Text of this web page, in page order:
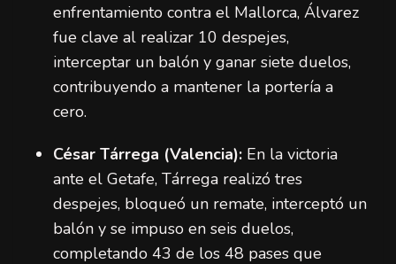
enfrentamiento contra el Mallorca, Álvarez
fue clave al realizar 10 despejes,
interceptar un balón y ganar siete duelos,
contribuyendo a mantener la portería a
cero.
César Tárrega (Valencia): En la victoria
ante el Getafe, Tárrega realizó tres
despejes, bloqueó un remate, interceptó un
balón y se impuso en seis duelos,
completando 43 de los 48 pases que